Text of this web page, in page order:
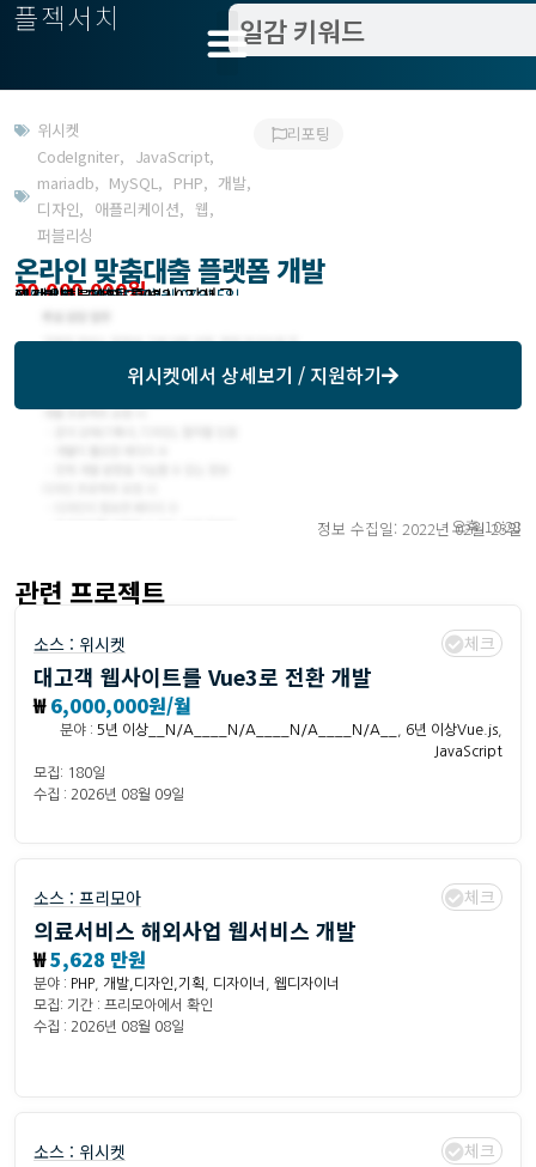
플젝서치
위시켓
CodeIgniter, JavaScript,
mariadb, MySQL, PHP, 개발,
디자인, 애플리케이션, 웹,
퍼블리싱
리포팅
온라인 맞춤대출 플랫폼 개발
20,000,000원
작업방식 : 외주(도급)
모집기한 : 2022년 03월 07일 5일
예상기간 : 60일
위시켓등록일자 : 2022.02.21.
고객위치 : 서울특별시 강서구
위시켓에서 상세보기 / 지원하기
정보 수집일: 2022년 02월 23일
오후 10:28
관련 프로젝트
소스 : 위시켓 체크
대고객 웹사이트를 Vue3로 전환 개발
₩6,000,000원/월
분야 : 5년 이상__N/A____N/A____N/A____N/A__ 6년 이상Vue.js
JavaScript
모집: 180일
수집 : 2026년 08월 09일
소스 : 프리모아 체크
의료서비스 해외사업 웹서비스 개발
₩5,628 만원
분야 : PHP 개발,디자인,기획 디자이너
웹디자이너
모집: 기간 : 프리모아에서 확인
수집 : 2026년 08월 08일
소스 : 위시켓 체크